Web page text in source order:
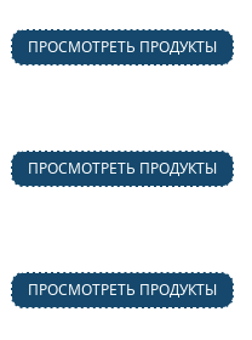
ПРОСМОТРЕТЬ ПРОДУКТЫ
ПРОСМОТРЕТЬ ПРОДУКТЫ
ПРОСМОТРЕТЬ ПРОДУКТЫ